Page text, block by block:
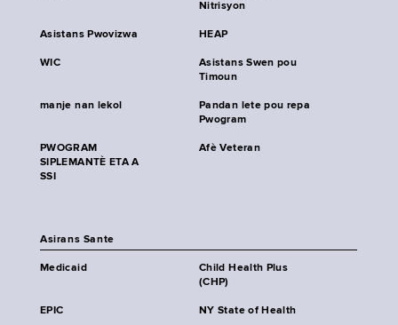
Nitrisyon
Asistans Pwovizwa HEAP
WIC
Asistans Swen pou
Timoun
manje nan lekol
Pandan lete pou repa
Pwogram
PWOGRAM
SIPLEMANTÈ ETA A
SSI
Afè Veteran
Asirans Sante
Medicaid
Child Health Plus
(CHP)
EPIC NY State of Health